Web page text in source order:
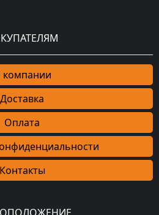
компании
Доставка
Оплата
Контакты